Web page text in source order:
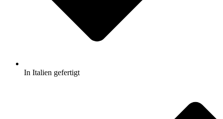
In Italien gefertigt